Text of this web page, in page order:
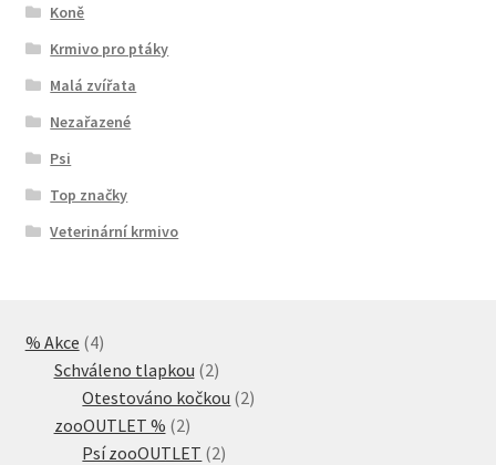
Koně
Krmivo pro ptáky
Malá zvířata
Nezařazené
Psi
Top značky
Veterinární krmivo
% Akce 44
produkty
Schváleno tlapkou 22
produkty
Otestováno kočkou 22
zooOUTLET % 22
produkty
Psí zooOUTLET 22